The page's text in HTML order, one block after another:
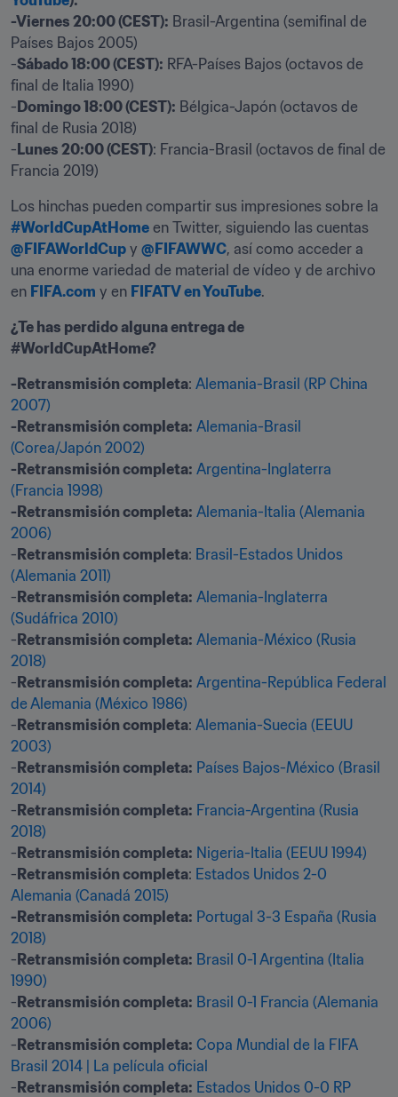
-Viernes 20:00 (CEST): Brasil-Argentina (semifinal de
Países Bajos 2005)
-Sábado 18:00 (CEST): RFA-Países Bajos (octavos de
final de Italia 1990)
- Domingo 18:00 (CEST): Bélgica-Japón (octavos de
final de Rusia 2018)
- Lunes 20:00 (CEST): Francia-Brasil (octavos de final de
Francia 2019)
#WorldCupAtHome
@FIFAWorldCup y @FIFAWWC, así como acceder a
una enorme variedad de material de vídeo y de archivo
en FIFA.com y en FIFATV en YouTube.
¿Te has perdido alguna entrega de
#WorldCupAtHome?
-Retransmisión completa: Alemania-Brasil (RP China
2007)
-Retransmisión completa: Alemania-Brasil
(Corea/Japón 2002)
-Retransmisión completa: Argentina-Inglaterra
(Francia 1998)
-Retransmisión completa: Alemania-Italia (Alemania
2006)
- Retransmisión completa: Brasil-Estados Unidos
(Alemania 2011)
- Retransmisión completa: Alemania-Inglaterra
(Sudáfrica 2010)
- Retransmisión completa: Alemania-México (Rusia
2018)
- Retransmisión completa: Argentina-República Federal
de Alemania (México 1986)
- Retransmisión completa: Alemania-Suecia (EEUU
2003)
- Retransmisión completa: Países Bajos-México (Brasil
2014)
- Retransmisión completa: Francia-Argentina (Rusia
2018)
- Retransmisión completa: Nigeria-Italia (EEUU 1994)
- Retransmisión completa: Estados Unidos 2-0
Alemania (Canadá 2015)
-Retransmisión completa: Portugal 3-3 España (Rusia
2018)
- Retransmisión completa: Brasil 0-1 Argentina (Italia
1990)
- Retransmisión completa: Brasil 0-1 Francia (Alemania
2006)
- Retransmisión completa: Copa Mundial de la FIFA
Brasil 2014 | La película oficial
- Retransmisión completa: Estados Unidos 0-0 RP